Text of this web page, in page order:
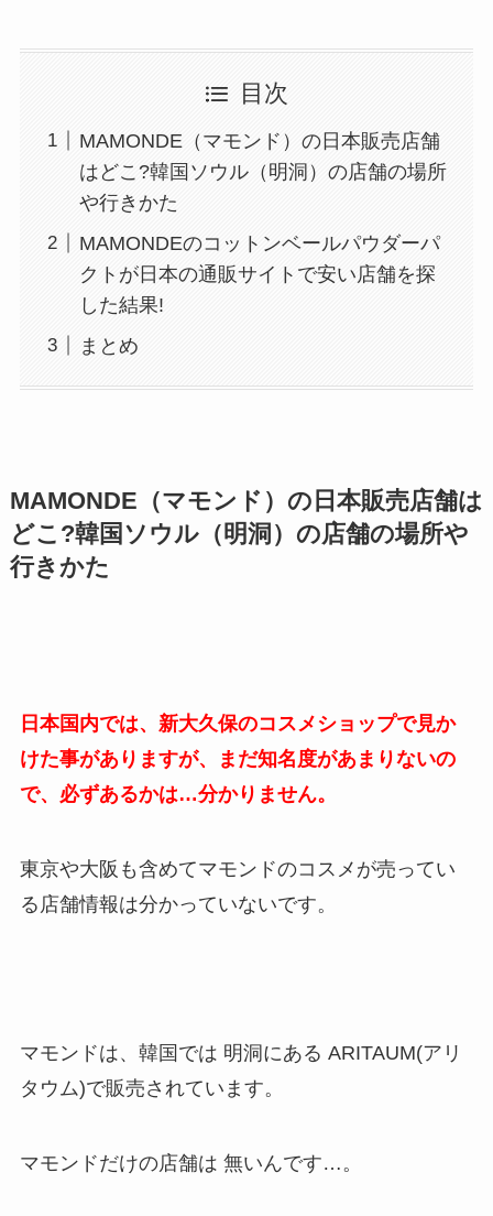
目次
MAMONDE（マモンド）の日本販売店舗
はどこ?韓国ソウル（明洞）の店舗の場所
や行きかた
MAMONDEのコットンベールパウダーパ
クトが日本の通販サイトで安い店舗を探
した結果!
まとめ
MAMONDE（マモンド）の日本販売店舗は
どこ?韓国ソウル（明洞）の店舗の場所や
行きかた
日本国内では、新大久保のコスメショップで見か
けた事がありますが、まだ知名度があまりないの
で、必ずあるかは…分かりません。
東京や大阪も含めてマモンドのコスメが売ってい
る店舗情報は分かっていないです。
マモンドは、韓国では 明洞にある ARITAUM(アリ
タウム)で販売されています。
マモンドだけの店舗は 無いんです…。